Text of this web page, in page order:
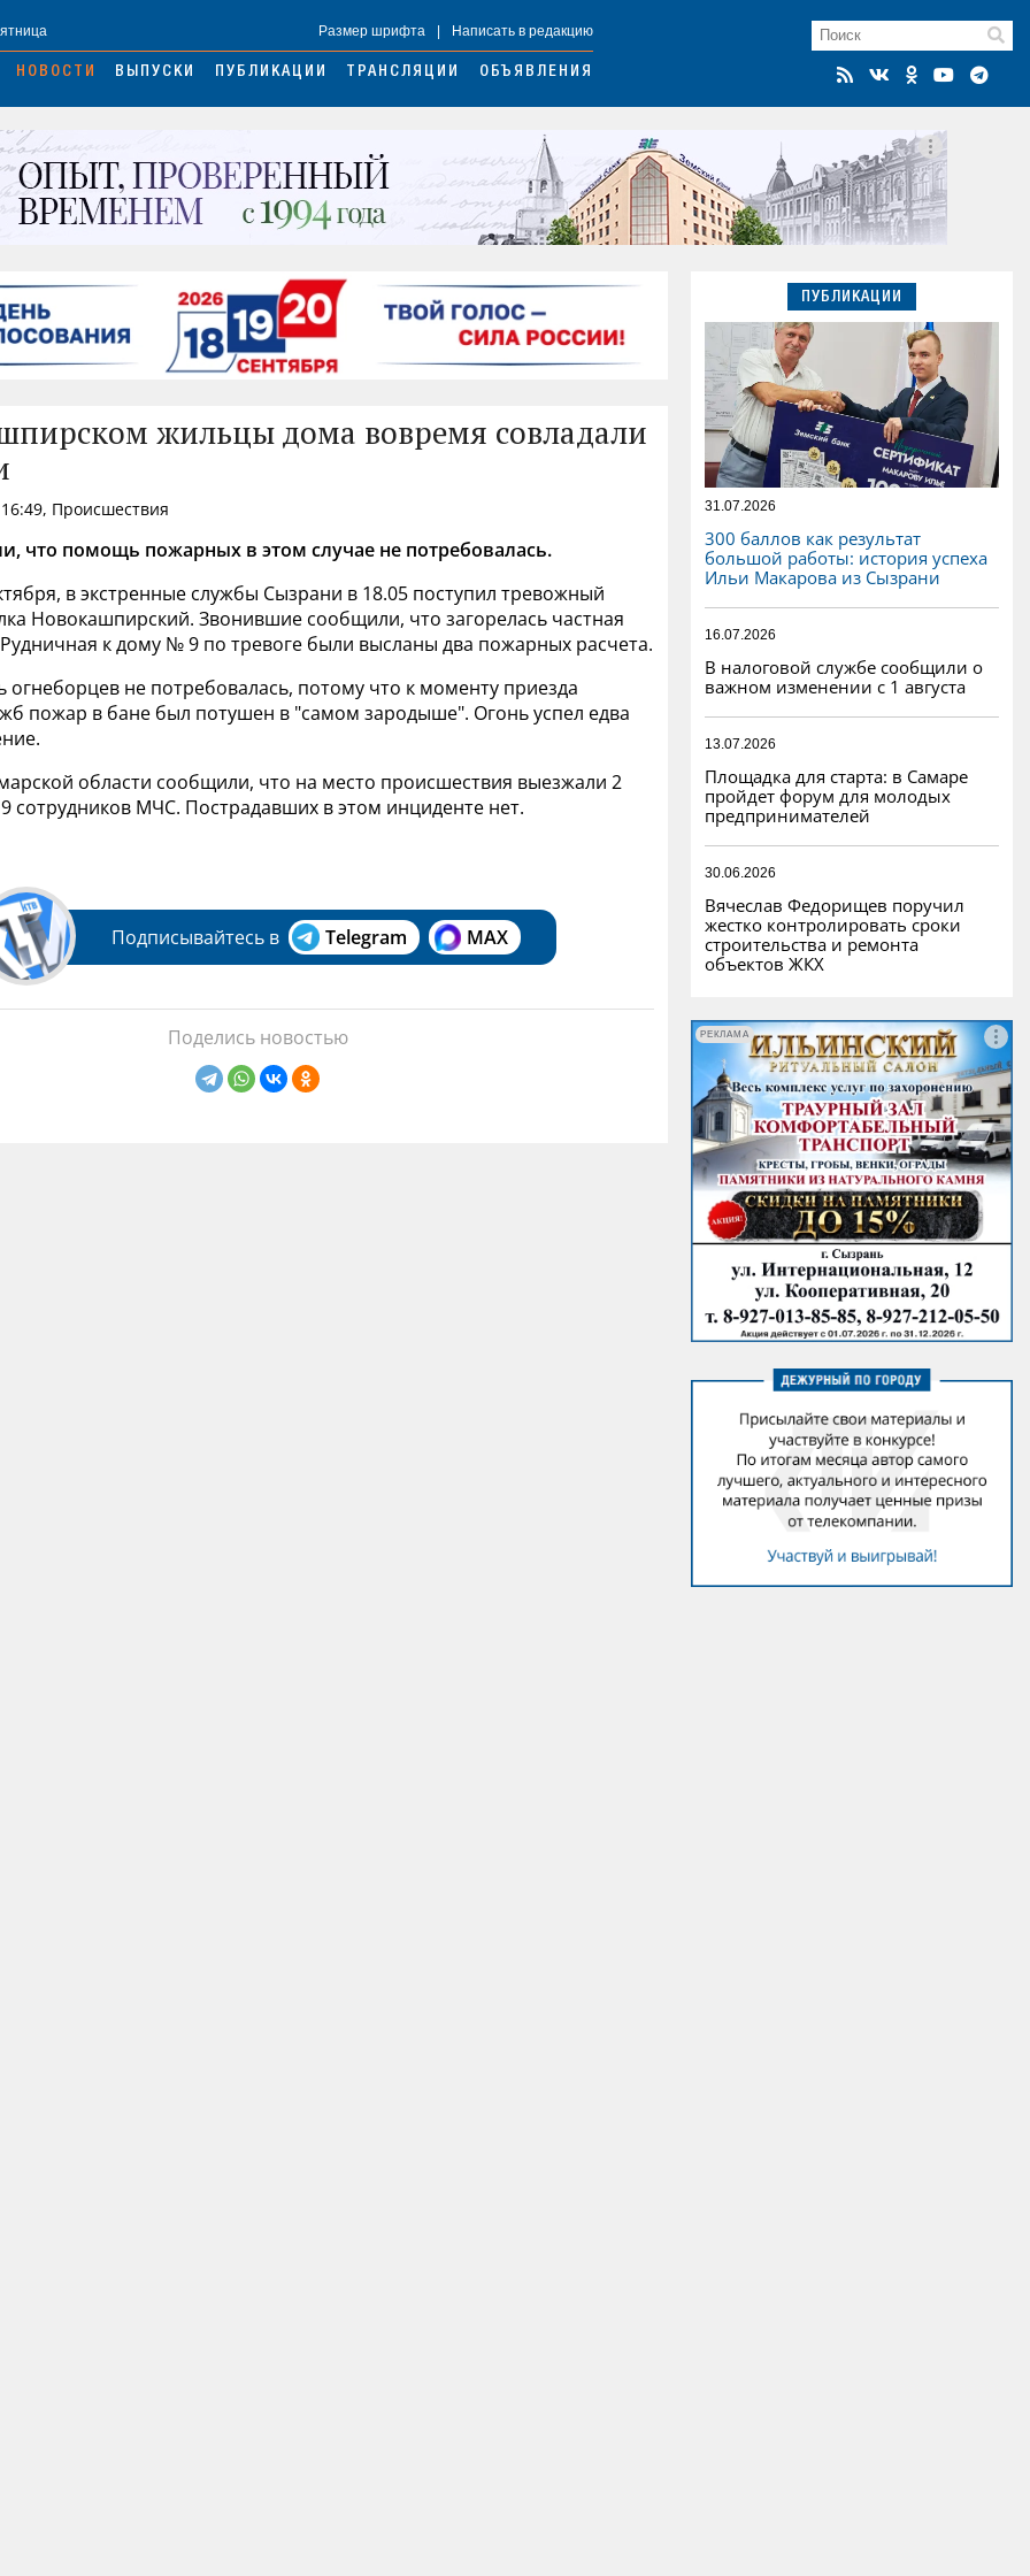
Размер шрифта Написать в редакцию
НОВОСТИ ВЫПУСКИ ПУБЛИКАЦИИ ТРАНСЛЯЦИИ ОБЪЯВЛЕНИЯ
жильцы дома вовремя совладали
Происшествия
что помощь пожарных в этом случае не потребовалась.
в экстренные службы Сызрани в 18.05 поступил тревожный
Новокашпирский. Звонившие сообщили, что загорелась частная
к дому № 9 по тревоге были высланы два пожарных расчета.
не потребовалась, потому что к моменту приезда
пожар в бане был потушен в "самом зародыше". Огонь успел едва
области сообщили, что на место происшествия выезжали 2
сотрудников МЧС. Пострадавших в этом инциденте нет.
Подписывайтесь в Telegram MAX
Поделись новостью
ПУБЛИКАЦИИ
31.07.2026
300 баллов как результат
большой работы: история успеха
Ильи Макарова из Сызрани
16.07.2026
В налоговой службе сообщили о
важном изменении с 1 августа
13.07.2026
Площадка для старта: в Самаре
пройдет форум для молодых
предпринимателей
30.06.2026
Вячеслав Федорищев поручил
жестко контролировать сроки
строительства и ремонта
объектов ЖКХ
РЕКЛАМА